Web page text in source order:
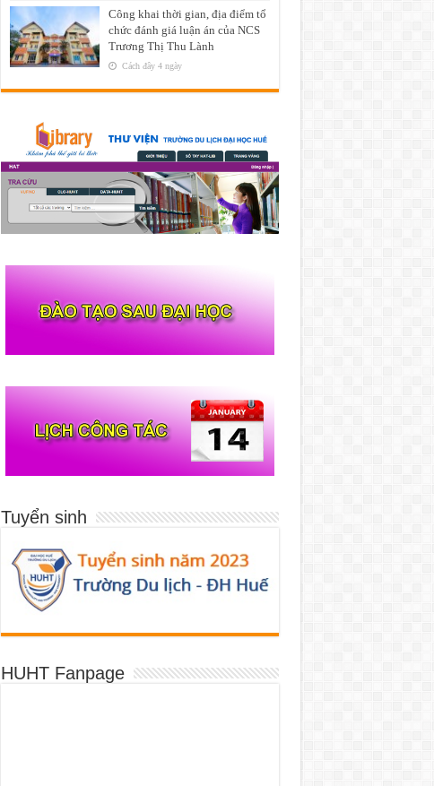
Công khai thời gian, địa điểm tổ
chức đánh giá luận án của NCS
Trương Thị Thu Lành
Cách đây 4 ngày
Tuyển sinh
HUHT Fanpage